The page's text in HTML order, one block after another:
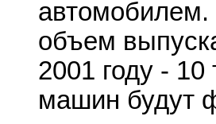
автомобилем.
объем
2001 году -
машин будут